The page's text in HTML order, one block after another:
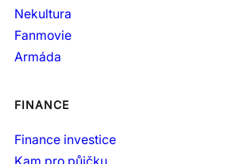
Nekultura
Fanmovie
Armáda
FINANCE
Finance investice